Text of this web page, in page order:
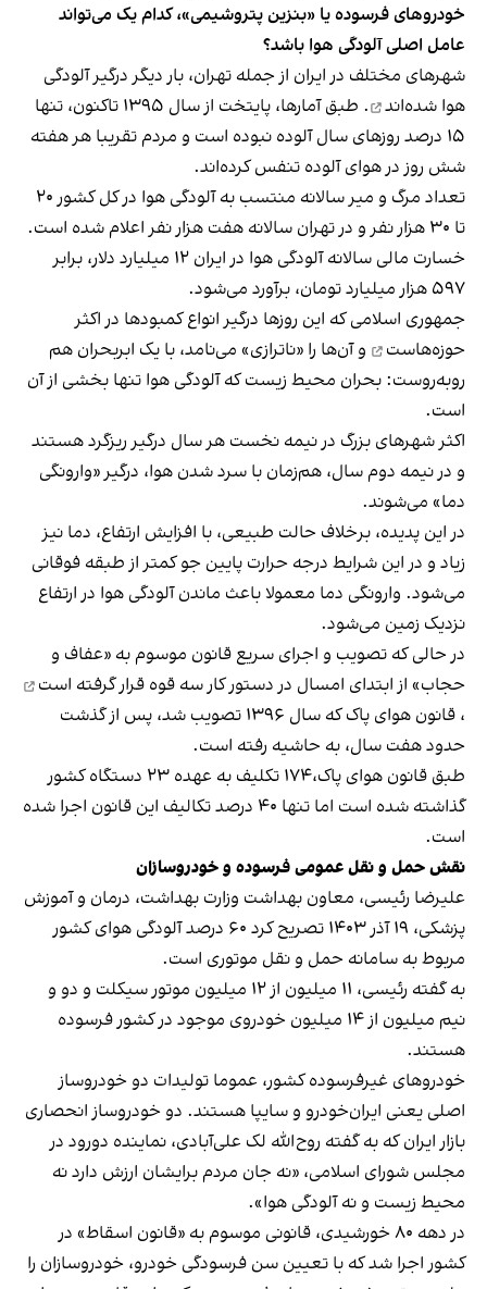
خودروهای فرسوده یا «بنزین پتروشیمی»، کدام‌ یک می‌تواند
عامل اصلی آلودگی هوا باشد؟
شهرهای مختلف در ایران از جمله تهران، بار دیگردرگیر آلودگی
هوا شده‌اند
. طبق آمارها، پایتخت از سال ۱۳۹۵ تاکنون، تنها
۱۵ درصد روزهای سال آلوده نبوده است و مردم تقریبا هر هفته
شش روز در هوای آلوده تنفس کرده‌اند.
تعداد مرگ و میر سالانه منتسب به آلودگی هوا در کل کشور ۲۰
تا ۳۰ هزار نفر و در تهران سالانه هفت هزار نفر اعلام شده است.
خسارت مالی سالانه آلودگی هوا در ایران ۱۲ میلیارد دلار، برابر
۵۹۷ هزار میلیارد تومان، برآورد می‌شود.
جمهوری اسلامی که این روزها درگیر انواع کمبود‌ها دراکثر
حوزه‌هاست
و آن‌ها را «ناترازی» می‌نامد، با یک ابربحران هم
روبه‌روست: بحران محیط زیست که آلودگی هوا تنها بخشی از آن
است.
اکثر شهرهای بزرگ در نیمه نخست هر سال درگیر ریزگرد هستند
و در نیمه دوم سال، هم‌زمان با سرد شدن هوا، درگیر «وارونگی
دما» می‌شوند.
در این پدیده‌، بر‌خلاف حالت طبیعی، با افزایش ارتفاع، دما نیز
زیاد و در این شرایط درجه حرارت پایین جو کمتر از طبقه فوقانی
می‌شود. وارونگی دما معمولا باعث ماندن آلودگی هوا در ارتفاع
نزدیک زمین می‌شود.
در حالی که تصویب و اجرای سریع قانون موسوم به «عفاف و
حجاب» از ابتدای امسال در دستور کار سه قوه قرار گرفته است
، قانون هوای پاک که سال ۱۳۹۶ تصویب شد، پس از گذشت
حدود هفت سال، به حاشیه رفته است.
طبق قانون هوای پاک،۱۷۴ تکلیف به عهده ۲۳ دستگاه کشور
گذاشته شده است اما تنها ۴۰ درصد تکالیف این قانون اجرا شده
است.
نقش حمل و نقل عمومی فرسوده و خودروسازان
علیرضا رئیسی، معاون بهداشت وزارت بهداشت، درمان و آموزش
پزشکی، ۱۹ آذر ۱۴۰۳ تصریح کرد ۶۰ درصد آلودگی هوای کشور
مربوط به سامانه حمل و نقل موتوری است.
به گفته رئیسی، ۱۱ میلیون از ۱۲ میلیون موتور سیکلت و دو و
نیم میلیون از ۱۴ میلیون خودروی موجود در کشور فرسوده
هستند.
خودروهای غیر‌فرسوده کشور، عموما تولیدات دو خودروساز
اصلی یعنی ایران‌خودرو و سایپا هستند. دو خودروساز انحصاری
بازار ایران که به گفته روح‌الله لک علی‌آبادی، نماینده دورود در
مجلس شورای اسلامی، «نه جان مردم برایشان ارزش دارد نه
محیط زیست و نه آلودگی هوا».
در دهه ۸۰ خورشیدی، قانونی موسوم به «قانون اسقاط» در
کشور اجرا شد که با تعیین سن فرسودگی خودرو، خودروسازان را